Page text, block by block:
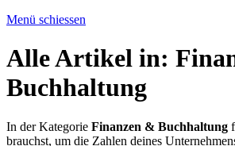
Menü schiessen
Alle Artikel in:
Buchhaltung
In der Kategorie Finanzen & Buchhaltung
brauchst, um die Zahlen deines